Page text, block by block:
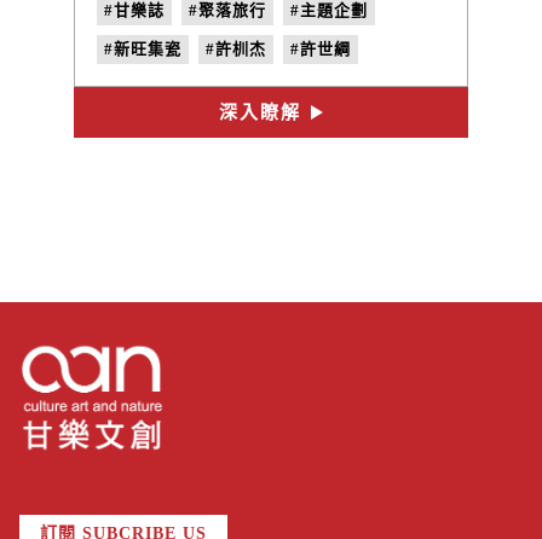
#甘樂誌
#聚落旅行 #主題企劃
#新旺集瓷 #許杊杰 #許世綱
#丹青碗 #陰陽碗 #好糧食堂
#葉品妤 #友善土地
深入瞭解
訂閱 SUBCRIBE US